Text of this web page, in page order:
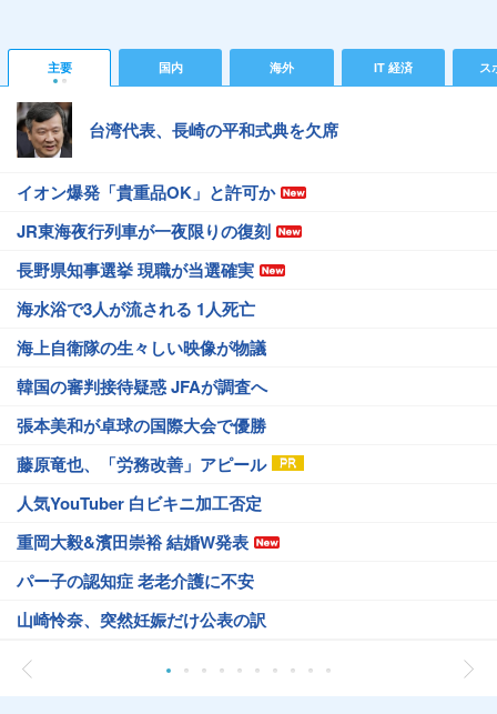
主要 国内 海外 IT 経済 ス
台湾代表、長崎の平和式典を欠席
イオン爆発「貴重品OK」と許可か
JR東海夜行列車が一夜限りの復刻
長野県知事選挙 現職が当選確実
海水浴で3人が流される 1人死亡
海上自衛隊の生々しい映像が物議
韓国の審判接待疑惑 JFAが調査へ
張本美和が卓球の国際大会で優勝
藤原竜也、「労務改善」アピール
人気YouTuber 白ビキニ加工否定
重岡大毅&濱田崇裕 結婚W発表
パー子の認知症 老老介護に不安
山崎怜奈、突然妊娠だけ公表の訳